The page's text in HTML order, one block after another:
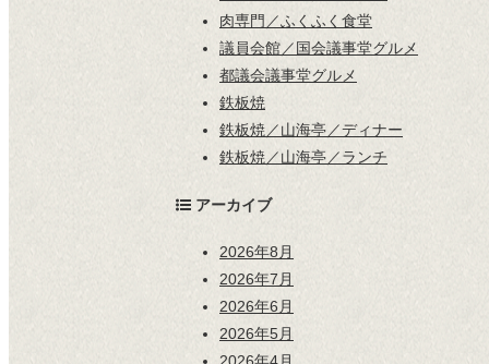
肉専門／ふくふく食堂
議員会館／国会議事堂グルメ
都議会議事堂グルメ
鉄板焼
鉄板焼／山海亭／ディナー
鉄板焼／山海亭／ランチ
アーカイブ
2026年8月
2026年7月
2026年6月
2026年5月